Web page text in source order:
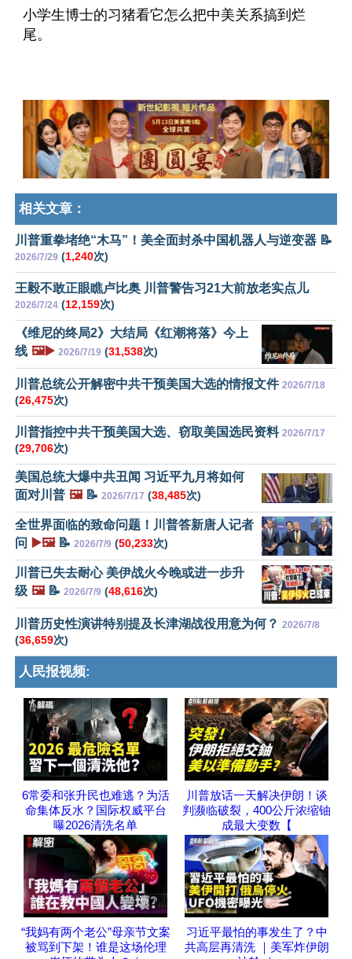
小学生博士的习猪看它怎么把中美关系搞到烂
尾。
相关文章：
川普重拳堵绝“木马”！美全面封杀中国机器人与逆变器 📝
2026/7/29 (1,240次)
王毅不敢正眼瞧卢比奥 川普警告习21大前放老实点儿
2026/7/24 (12,159次)
《维尼的终局2》大结局《红潮将落》今上
线 🖼️▶️ 2026/7/19 (31,538次)
川普总统公开解密中共干预美国大选的情报文件 2026/7/18
(26,475次)
川普指控中共干预美国大选、窃取美国选民资料 2026/7/17
(29,706次)
美国总统大爆中共丑闻 习近平九月将如何
面对川普 🖼️📝 2026/7/17 (38,485次)
全世界面临的致命问题！川普答新唐人记者
问 ▶️🖼️📝 2026/7/9 (50,233次)
川普已失去耐心 美伊战火今晚或进一步升
级 🖼️📝 2026/7/9 (48,616次)
川普历史性演讲特别提及长津湖战役用意为何？ 2026/7/8
(36,659次)
人民报视频:
6常委和张升民也难逃？为活
命集体反水？国际权威平台
曝2026清洗名单
川普放话一天解决伊朗！谈
判濒临破裂，400公斤浓缩铀
成最大变数【
“我妈有两个老公”母亲节文案
被骂到下架！谁是这场伦理
习近平最怕的事发生了？中
共高层再清洗 ｜美军炸伊朗